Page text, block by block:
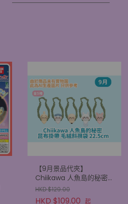
【9月景品代夾】
Chiikawa 人魚島的秘密
昆布掛帶 毛絨斜孭袋
22.5cm
HKD $129.00
HKD $109.00 起